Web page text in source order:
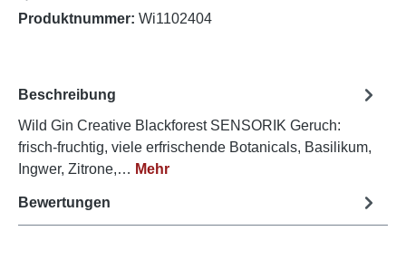
Produktnummer: Wi1102404
Beschreibung
Wild Gin Creative Blackforest SENSORIK Geruch:
frisch-fruchtig, viele erfrischende Botanicals, Basilikum,
Ingwer, Zitrone,… Mehr
Bewertungen